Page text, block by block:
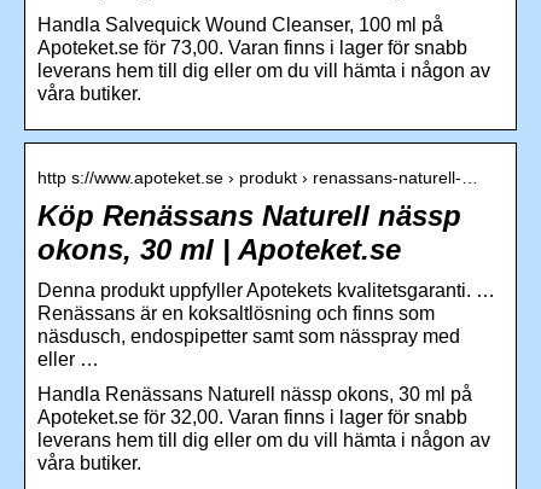
Handla Salvequick Wound Cleanser, 100 ml på
Apoteket.se för 73,00. Varan finns i lager för snabb
leverans hem till dig eller om du vill hämta i någon av
våra butiker.
http s://www.apoteket.se › produkt › renassans-naturell-…
Köp Renässans Naturell nässp
okons, 30 ml | Apoteket.se
Denna produkt uppfyller Apotekets kvalitetsgaranti. …
Renässans är en koksaltlösning och finns som
näsdusch, endospipetter samt som nässpray med
eller …
Handla Renässans Naturell nässp okons, 30 ml på
Apoteket.se för 32,00. Varan finns i lager för snabb
leverans hem till dig eller om du vill hämta i någon av
våra butiker.